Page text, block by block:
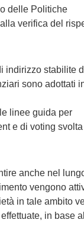
delle Politiche
verifica del
indirizzo stabilite
sono adottati
linee guida per
e di voting
anche nel
vengono
in tale ambito
in base